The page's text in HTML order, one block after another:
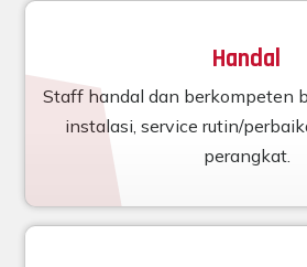
Handal
Staff handal dan berkompeten
instalasi, service rutin/
perangkat.